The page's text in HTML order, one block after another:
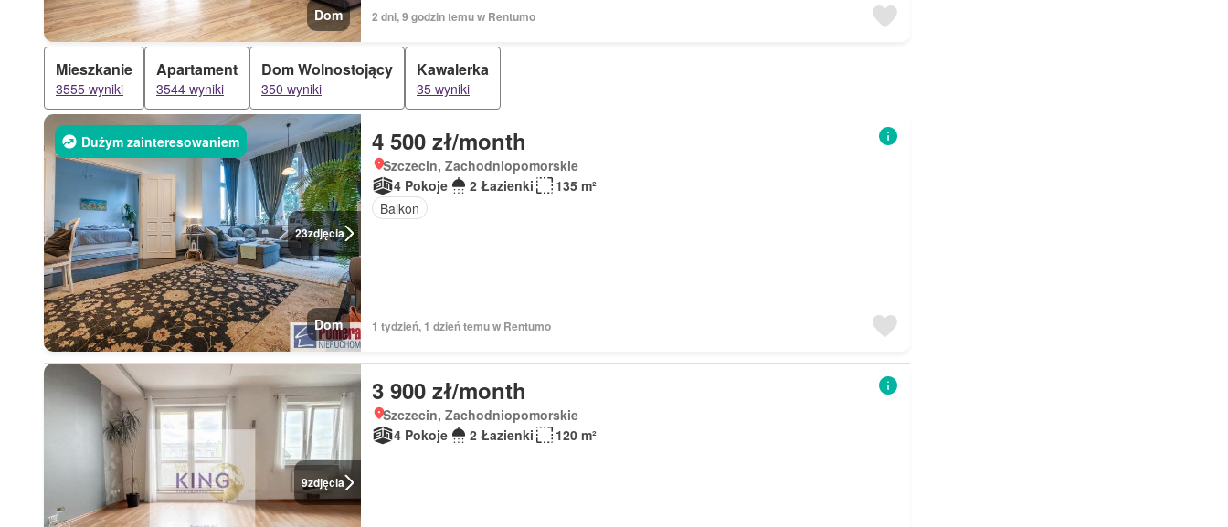
Dom 2 dni, 9 godzin temu w Rentumo
Mieszkanie
3555 wyniki
Apartament
3544 wyniki
Dom Wolnostojący
350 wyniki
Kawalerka
35 wyniki
23zdjęcia
Dużym zainteresowaniem
Dom
4 500 zł/month
Szczecin, Zachodniopomorskie
4 Pokoje
2 Łazienki
135 m²
Balkon
1 tydzień, 1 dzień temu w Rentumo
9zdjęcia
3 900 zł/month
Szczecin, Zachodniopomorskie
4 Pokoje
2 Łazienki 120 m²